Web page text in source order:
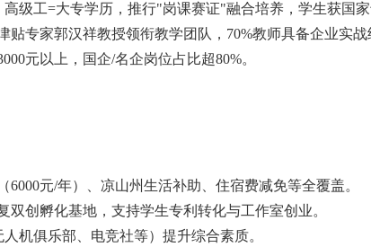
级工=大专学历，推行"岗课赛证"融合培养，学生获国家
贴专家郭汉祥教授领衔教学团队，70%教师具备企业实战
元以上，国企/名企岗位占比超80%。
6000元/年）、凉山州生活补助、住宿费减免等全覆盖。
双创孵化基地，支持学生专利转化与工作室创业。
机俱乐部、电竞社等）提升综合素质。